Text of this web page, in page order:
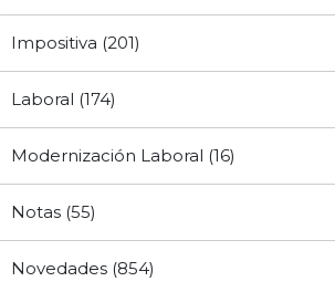
Impositiva (201)
Laboral (174)
Modernización Laboral (16)
Notas (55)
Novedades (854)